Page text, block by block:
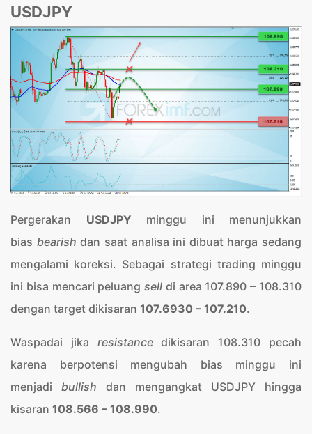
USDJPY
Pergerakan USDJPY minggu ini menunjukkan
bias bearish dan saat analisa ini dibuat harga sedang
mengalami koreksi. Sebagai strategi trading minggu
ini bisa mencari peluangsell di area 107.890 – 108.310
dengan target dikisaran 107.6930 – 107.210.
Waspadai jika resistancedikisaran 108.310 pecah
karena berpotensi mengubah bias minggu ini
menjadi bullish dan mengangkat USDJPY hingga
kisaran 108.566 – 108.990.